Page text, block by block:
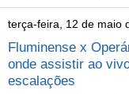
terça-feira, 12 de maio
Fluminense x
onde assistir ao
escalações